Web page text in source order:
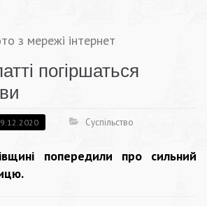
з мережі інтернет
погіршаться
Суспільство
попередили про сильний